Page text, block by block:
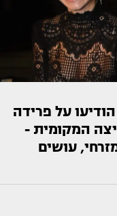
על פרידה
המקומית -
עושים